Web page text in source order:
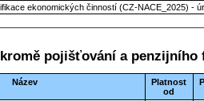
ekonomických činností (CZ-NACE_2025) -
pojišťování a penzijního
Název
Platnost
od